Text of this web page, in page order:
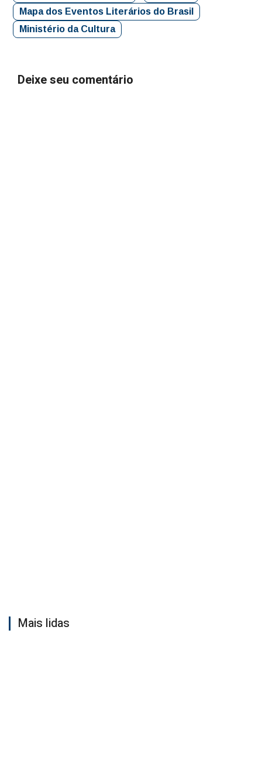
Mapa dos Eventos Literários do Brasil
Ministério da Cultura
Deixe seu comentário
Mais lidas